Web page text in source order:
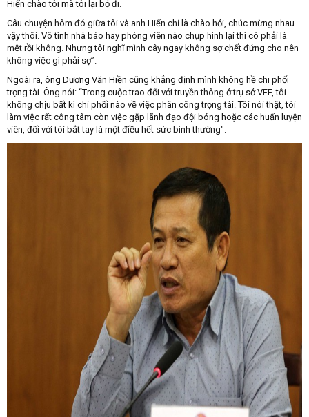
Hiển chào tôi mà tôi lại bỏ đi.
Câu chuyện hôm đó giữa tôi và anh Hiển chỉ là chào hỏi, chúc mừng nhau
vậy thôi. Vô tình nhà báo hay phóng viên nào chụp hình lại thì có phải là
mệt rồi không. Nhưng tôi nghĩ mình cây ngay không sợ chết đứng cho nên
không việc gì phải sợ”.
Ngoài ra, ông Dương Văn Hiền cũng khẳng định mình không hề chi phối
trọng tài. Ông nói: “Trong cuộc trao đổi với truyền thông ở trụ sở VFF, tôi
không chịu bất kì chi phối nào về việc phân công trọng tài. Tôi nói thật, tôi
làm việc rất công tâm còn việc gặp lãnh đạo đội bóng hoặc các huấn luyện
viên, đối với tôi bắt tay là một điều hết sức bình thường".